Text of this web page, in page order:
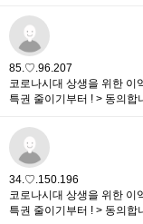
85.♡.96.207
코로나시대 상생을 위한
특권 줄이기부터 ! > 동의합
34.♡.150.196
코로나시대 상생을 위한
특권 줄이기부터 ! > 동의합